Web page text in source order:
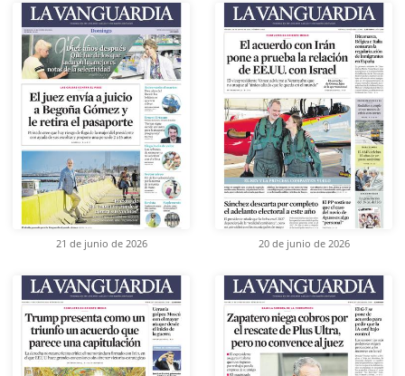
21 de junio de 2026 20 de junio de 2026